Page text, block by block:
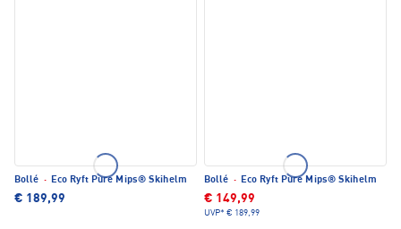
Bollé · Eco Ryft Pure Mips® Skihelm
€ 189,99
Bollé · Eco Ryft Pure Mips® Skihelm
€ 149,99
UVP* € 189,99